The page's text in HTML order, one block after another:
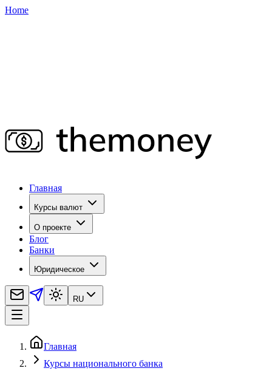
Home
Главная
Курсы валют
О проекте
Блог
Банки
Юридическое
RU
Главная
Курсы национального банка